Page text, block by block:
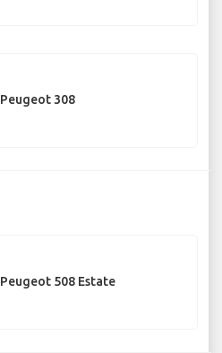
Peugeot 308
Peugeot 508 Estate